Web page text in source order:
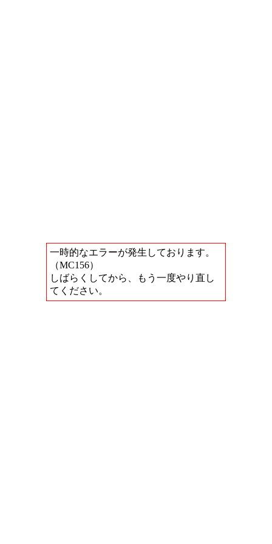
一時的なエラーが発生しております。
（MC156）
しばらくしてから、もう一度やり直し
てください。